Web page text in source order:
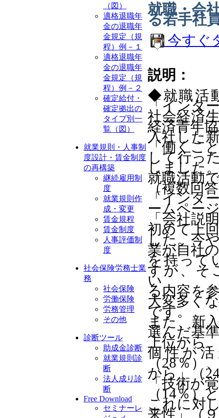
（図）
適格退職年
金の退職年
金規定（規
程）例－１
適格退職年
金の退職年
金規定（規
程）例－２
確定給付・
確定拠出の
タイプ別一
覧（図）
就業規則・人事制
度設計・賃金制度
の再構築
継続雇用制
度
就業規則作
成・変更
賃金規程
賃金制度
人事評価制
度
社会保険労務士業
務
社会保険
労働保険
労務管理
その他
診断ツール
助成金診断
就業規則診
断
法人成り診
断
Free Download
セミナーレ
就職・会
る若手社
今すぐ
説明：
◆就職活
「インタ
社会経済
経済青年
入社した
「働くこ
して行っ
しました
就職活動
（複数回
「インタ
ームペー
「会社説
初めて上
した。今
業が自社
を持って
すが、そ
い
る内容を
大変多く
です。
また、新
選んだ基
上位から
個性が
（28％）
から」（
「技術が
（14％）
これに対
来性」（